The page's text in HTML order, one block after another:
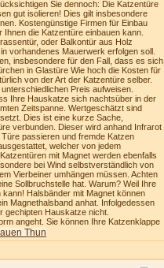
Sie dennoch: Die Katzentüre
gut isolieren! Dies gilt insbesondere
Kostengünstige Firmen für Einbau
die Katzentüre einbauen kann.
oder Balkontür aus Holz
vorhandenes Mauerwerk erfolgen soll.
insbesondere für den Fall, dass es sich
in Glastüre Wie hoch die Kosten für
von der Art der Katzentüre selber.
Preis aufweisen.
Ihre Hauskatze sich nachtsüber in der
Zeitspanne. Wertgeschätzt sind
Dies ist eine kurze Sache,
verbunden. Dieser wird anhand Infrarot
passieren und fremde Katzen
welcher von jedem
mit Magnet werden ebenfalls
bei Wind selbstverständlich von
Vierbeiner umhängen müssen. Achten
Sollbruchstelle hat. Warum? Weil Ihre
Halsbänder mit Magnet können
Magnethalsband anhat. Infolgedessen
gechipten Hauskatze nicht.
angeht. Sie können Ihre Katzenklappe
Thun